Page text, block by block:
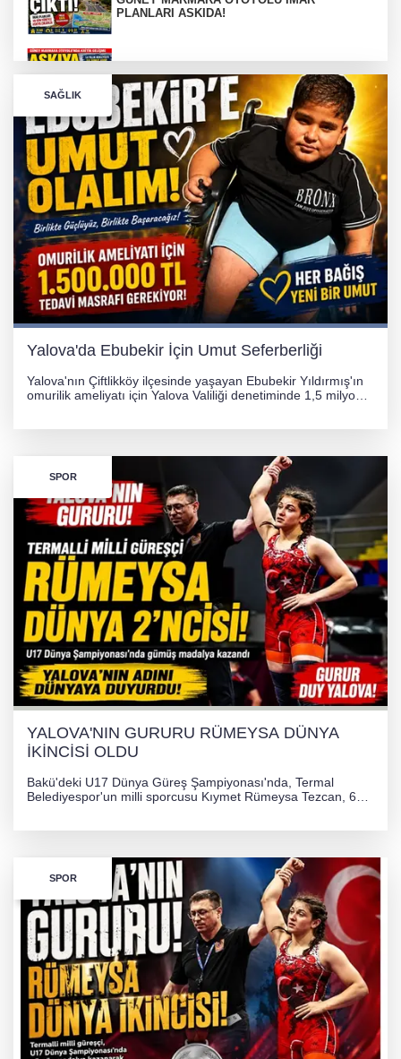
PLANLARI ASKIDA!
PLANLARI ASKIDA!
256 PARÇA ESER ELE GEÇİRİLDİ
Görüntüler yapay zekamı ?
Otomobil Hurdaya Döndü
SAĞLIK
Yalova'da Ebubekir İçin Umut Seferberliği
Yalova'nın Çiftlikköy ilçesinde yaşayan Ebubekir Yıldırmış'ın
omurilik ameliyatı için Yalova Valiliği denetiminde 1,5 milyon
SPOR
YALOVA'NIN GURURU RÜMEYSA DÜNYA
İKİNCİSİ OLDU
Bakü'deki U17 Dünya Güreş Şampiyonası'nda, Termal
Belediyespor'un milli sporcusu Kıymet Rümeysa Tezcan, 69
SPOR